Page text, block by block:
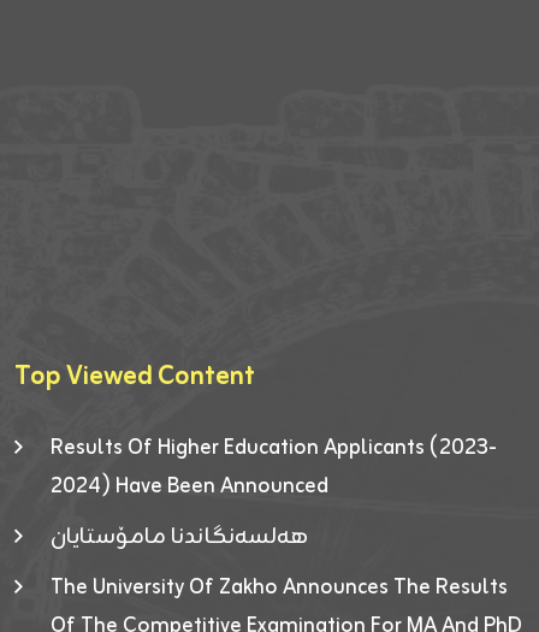
Top Viewed Content
Results Of Higher Education Applicants (2023-
2024) Have Been Announced
هەلسەنگاندنا مامۆستایان
The University Of Zakho Announces The Results